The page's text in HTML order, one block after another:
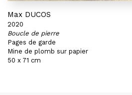
Max DUCOS
2020
Boucle de pierre
Pages de garde
Mine de plomb sur papier
50 x 71 cm